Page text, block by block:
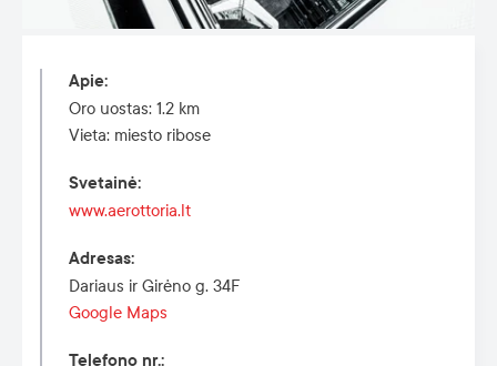
Apie:
Oro uostas: 1.2 km
Vieta: miesto ribose
Svetainė:
www.aerottoria.lt
Adresas:
Dariaus ir Girėno g. 34F
Google Maps
Telefono nr.: